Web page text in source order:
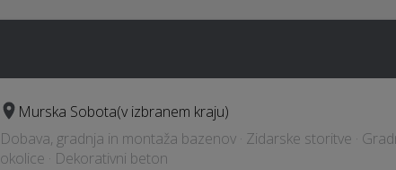
Murska Sobota(v izbranem kraju)
Dobava, gradnja in montaža bazenov · Zidarske storitve ·
okolice · Dekorativni beton